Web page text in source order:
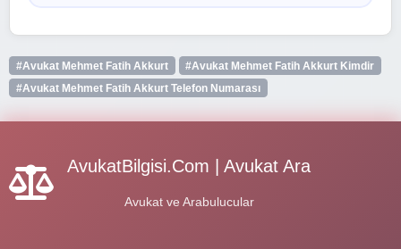
#Avukat Mehmet Fatih Akkurt
#Avukat Mehmet Fatih Akkurt Kimdir
#Avukat Mehmet Fatih Akkurt Telefon Numarası
AvukatBilgisi.Com | Avukat Ara
Avukat ve Arabulucular